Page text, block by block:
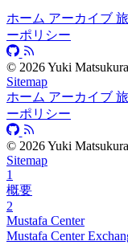
ホーム アーカイブ
ーポリシー
© 2026Yuki
Sitemap
ホーム アーカイブ
ーポリシー
© 2026Yuki
Sitemap
1
概要
2
Mustafa Center
Mustafa Center